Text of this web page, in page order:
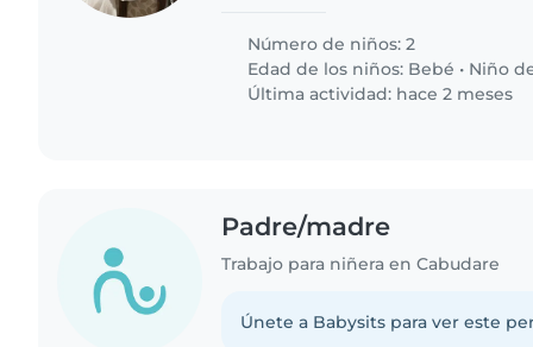
cómoda cocinando,..
Número de niños: 2
Edad de los niños: Bebé • Niño
Última actividad: hace 2 meses
Padre/madre
Trabajo para niñera en Cabudare
Únete a Babysits para ver este